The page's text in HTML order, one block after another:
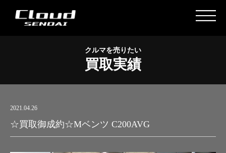
クルマを売りたい
買取実績
2021.04.26
☆買取御成約☆Mベンツ C200AVG